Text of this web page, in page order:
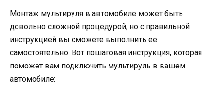
Монтаж мультируля в автомобиле может быть
довольно сложной процедурой, но с правильной
инструкцией вы сможете выполнить ее
самостоятельно. Вот пошаговая инструкция, которая
поможет вам подключить мультируль в вашем
автомобиле: